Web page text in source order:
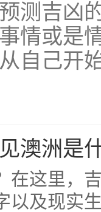
测吉凶
情或是
自己开
澳洲是
在这里，
以及现实